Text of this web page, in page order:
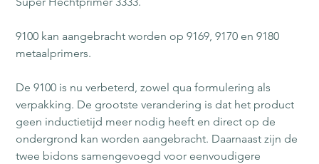
9100 kan aangebracht worden op 9169, 9170 en 9180
metaalprimers.
De 9100 is nu verbeterd, zowel qua formulering als
verpakking. De grootste verandering is dat het product
geen inductietijd meer nodig heeft en direct op de
ondergrond kan worden aangebracht. Daarnaast zijn de
twee bidons samengevoegd voor eenvoudigere